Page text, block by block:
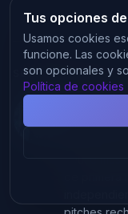
SOBRE EL AUTOR
Pierre-
Pierre-
productor
de primera
Tus opciones
Usamos cookies
funcione. Las
son opcionales y
Política de cookies